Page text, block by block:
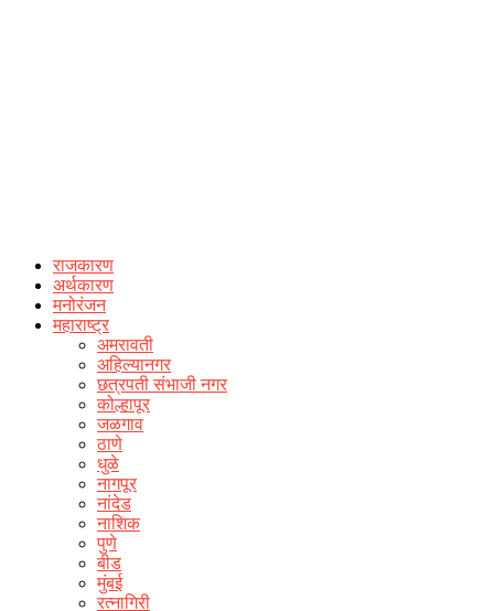
राजकारण
अर्थकारण
मनोरंजन
महाराष्ट्र
अमरावती
अहिल्यानगर
छत्रपती संभाजी नगर
कोल्हापूर
जळगाव
ठाणे
धुळे
नागपूर
नांदेड
नाशिक
पुणे
बीड
मुंबई
रत्नागिरी